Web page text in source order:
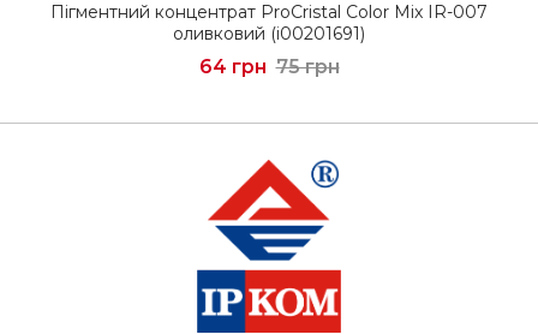
Пігментний концентрат ProCristal Color Mix IR-007
оливковий (i00201691)
64 грн 75 грн